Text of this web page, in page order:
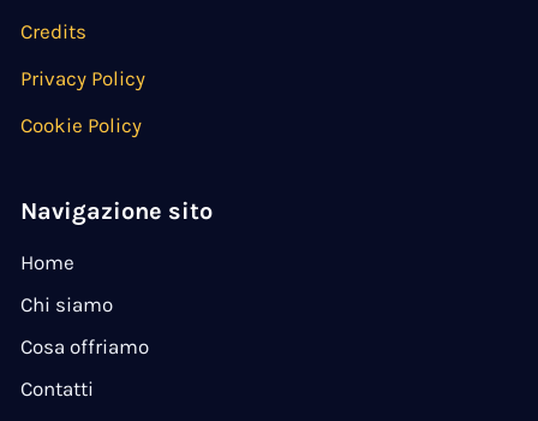
Credits
Privacy Policy
Cookie Policy
Navigazione sito
Home
Chi siamo
Cosa offriamo
Contatti